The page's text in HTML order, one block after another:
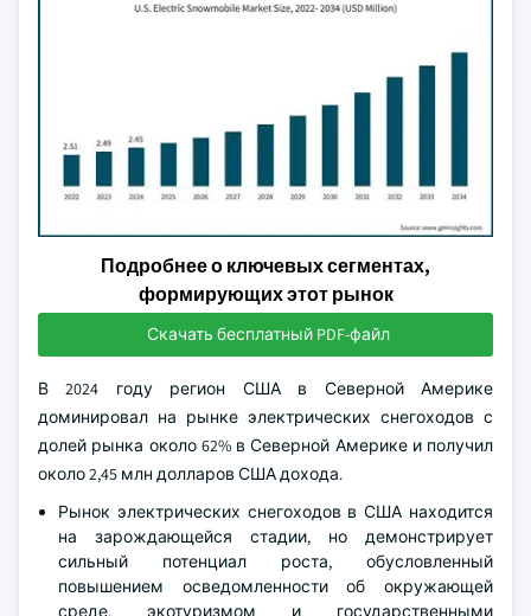
Подробнее о ключевых сегментах,
формирующих этот рынок
Скачать бесплатный PDF-файл
В 2024 году регион США в Северной Америке
доминировал на рынке электрических снегоходов с
долей рынка около 62% в Северной Америке и получил
около 2,45 млн долларов США дохода.
Рынок электрических снегоходов в США находится
на зарождающейся стадии, но демонстрирует
сильный потенциал роста, обусловленный
повышением осведомленности об окружающей
среде, экотуризмом и государственными